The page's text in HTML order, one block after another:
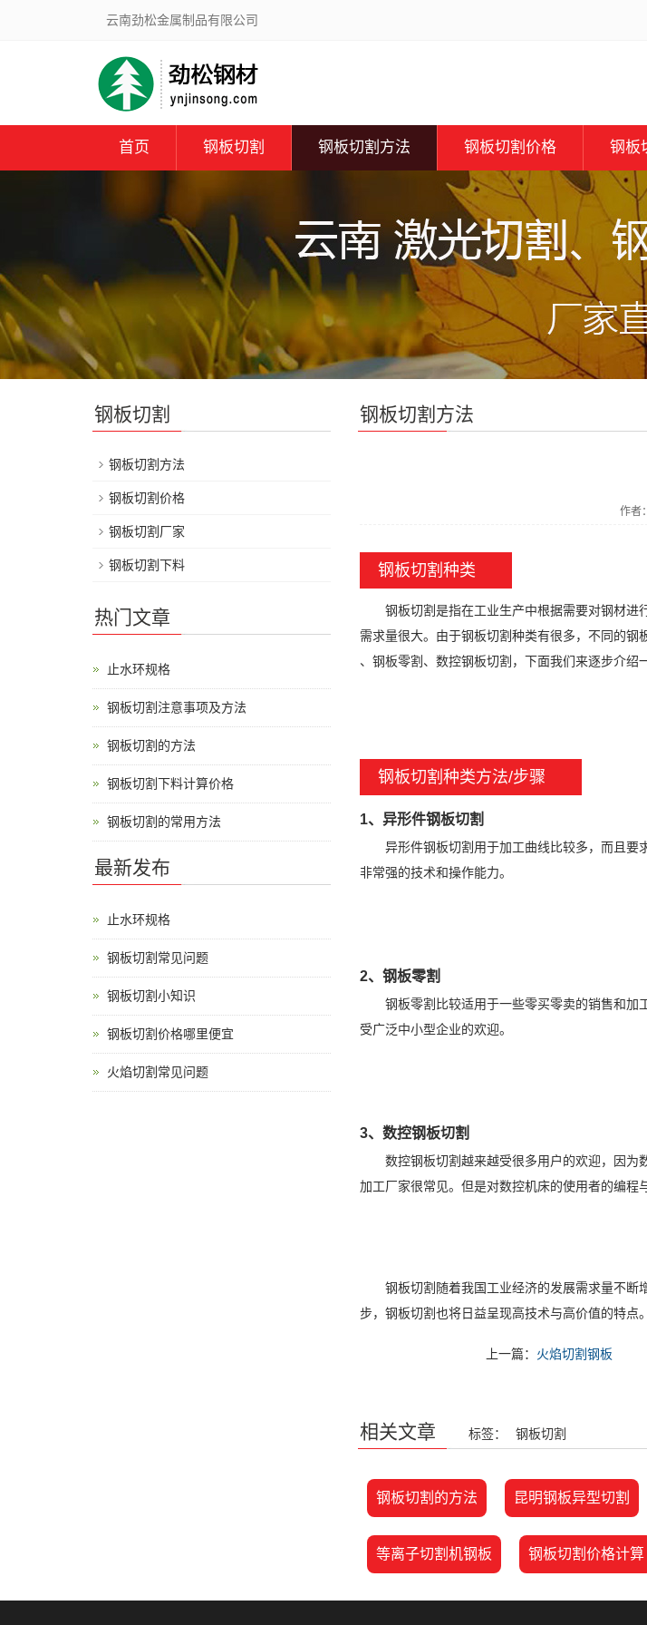
云南劲松金属制品有限公司
首页 钢板切割 钢板切割方法 钢板切割价格 钢板
钢板切割方法
作者
钢板切割种类
钢板切割是指在工业生产中根据需要对钢材进
需求量很大。由于钢板切割种类有很多，不同的
、钢板零割、数控钢板切割，下面我们来逐步介绍
钢板切割种类方法/步骤
1、异形件钢板切割
异形件钢板切割用于加工曲线比较多，而且要
非常强的技术和操作能力。
2、钢板零割
钢板零割比较适用于一些零买零卖的销售和加
受广泛中小型企业的欢迎。
3、数控钢板切割
数控钢板切割越来越受很多用户的欢迎，因为
加工厂家很常见。但是对数控机床的使用者的编程
钢板切割随着我国工业经济的发展需求量不断
步，钢板切割也将日益呈现高技术与高价值的特点。
上一篇： 火焰切割钢板
相关文章 标签： 钢板切割
钢板切割的方法 昆明钢板异型切割
等离子切割机钢板 钢板切割价格计算
钢板切割
钢板切割方法
钢板切割价格
钢板切割厂家
钢板切割下料
热门文章
止水环规格
钢板切割注意事项及方法
钢板切割的方法
钢板切割下料计算价格
钢板切割的常用方法
最新发布
止水环规格
钢板切割常见问题
钢板切割小知识
钢板切割价格哪里便宜
火焰切割常见问题